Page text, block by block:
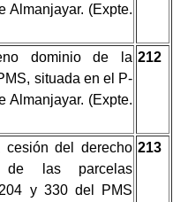
Almanjayar. (Expte.
dominio de la
situada en el P-
Almanjayar. (Expte.
212
cesión del derecho
de las parcelas
y 330 del PMS
213